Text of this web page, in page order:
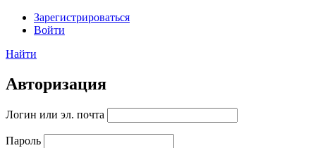
Зарегистрироваться
Войти
Найти
Авторизация
Логин или эл. почта
Пароль